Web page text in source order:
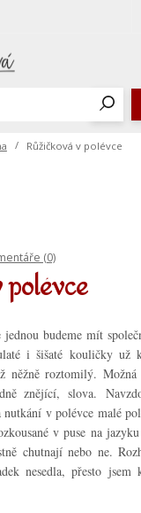
Růžičková v polévce
(0)
budeme mít
i šišaté kouličky už
něžně roztomilý.
znějící, slova.
v polévce malé
v puse na
chutnají nebo ne.
nesedla, přesto